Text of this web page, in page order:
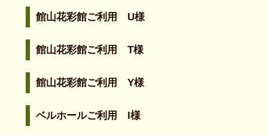
館山花彩館ご利用 U様
館山花彩館ご利用 T様
館山花彩館ご利用 Y様
ベルホールご利用 I様